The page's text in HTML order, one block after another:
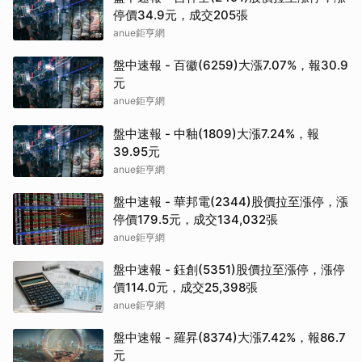
停價34.9元，成交205張
anue鉅亨網
盤中速報 - 百徽(6259)大漲7.07%，報30.9
元
anue鉅亨網
盤中速報 - 中釉(1809)大漲7.24%，報
39.95元
anue鉅亨網
盤中速報 - 華邦電(2344)股價拉至漲停，漲
停價179.5元，成交134,032張
anue鉅亨網
盤中速報 - 鈺創(5351)股價拉至漲停，漲停
價114.0元，成交25,398張
anue鉅亨網
盤中速報 - 羅昇(8374)大漲7.42%，報86.7
元